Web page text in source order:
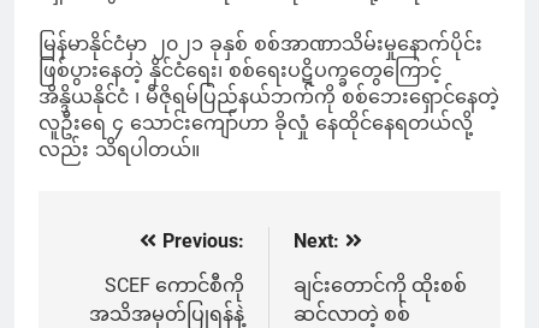
မြန်မာနိုင်ငံမှာ ၂၀၂၁ ခုနှစ် စစ်အာဏာသိမ်းမှုနောက်ပိုင်း
ဖြစ်ပွားနေတဲ့ နိုင်ငံရေး၊ စစ်ရေးပဋိပက္ခတွေကြောင့်
အိန္ဒိယနိုင်ငံ ၊ မီဇိုရမ်ပြည်နယ်ဘက်ကို စစ်ဘေးရှောင်နေတဲ့
လူဦးရေ ၄ သောင်းကျော်ဟာ ခိုလှုံ နေထိုင်နေရတယ်လို့
လည်း သိရပါတယ်။
navigation
Previous:
SCEF ကောင်စီကို
အသိအမှတ်ပြုရန်နဲ့
Next:
ချင်းတောင်ကို ထိုးစစ်
ဆင်လာတဲ့ စစ်